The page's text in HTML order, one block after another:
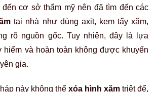
cơ sở thẩm mỹ nên đã tìm đến các
tại nhà như dùng axit, kem tẩy xăm,
rõ nguồn gốc. Tuy nhiên, đây là lựa
hiểm và hoàn toàn không được khuyến
gia.
này không thể xóa hình xăm triệt để,